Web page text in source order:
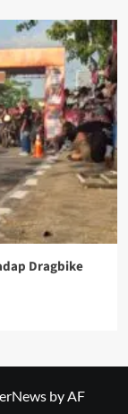
Dragbike
by AF